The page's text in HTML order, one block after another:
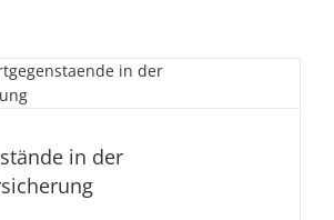
in der
in der